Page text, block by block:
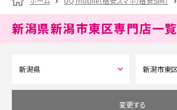
UQ WiMAX ご契約の方
My UQ mobile
データチャージサイト
オンラインショップ
UQ WiMAX
販売店舗
UQ WiMAX
新潟県新潟市東区専門店一覧
変更する